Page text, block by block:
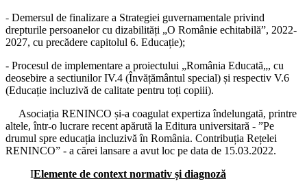
- Demersul de finalizare a Strategiei guvernamentale privind
drepturile persoanelor cu dizabilități „O Românie echitabilă”, 2022-
2027, cu precădere capitolul 6. Educație);
- Procesul de implementare a proiectului „România Educată„, cu
deosebire a sectiunilor IV.4 (Învățământul special) și respectiv V.6
(Educație incluzivă de calitate pentru toți copiii).
Asociația RENINCO și-a coagulat expertiza îndelungată, printre
altele, într-o lucrare recent apărută la Editura universitară - ”Pe
drumul spre educația incluzivă în România. Contribuția Rețelei
RENINCO” - a cărei lansare a avut loc pe data de 15.03.2022.
IElemente de context normativ și diagnoză